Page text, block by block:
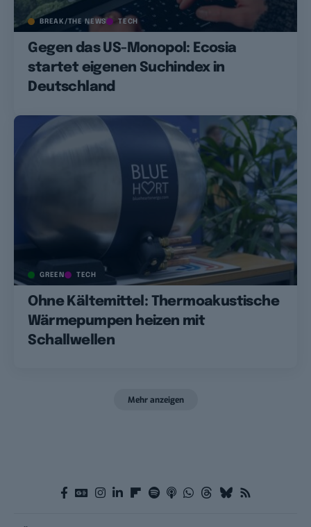
BREAK/THE NEWS TECH
Gegen das US-Monopol: Ecosia
startet eigenen Suchindex in
Deutschland
GREEN TECH
Ohne Kältemittel: Thermoakustische
Wärmepumpen heizen mit
Schallwellen
Mehr anzeigen